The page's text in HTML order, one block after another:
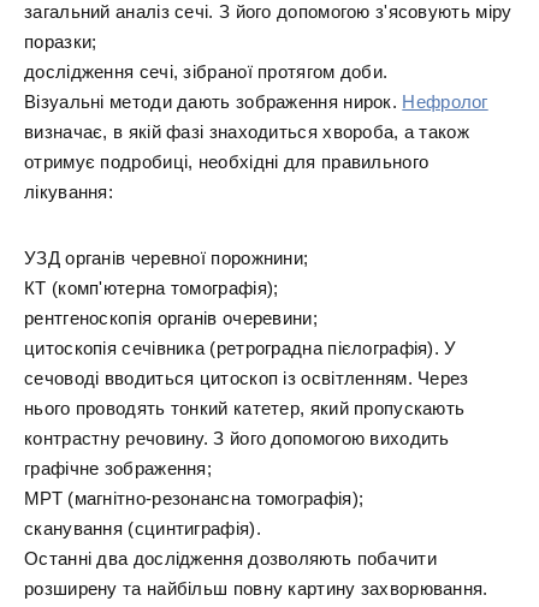
загальний аналіз сечі. З його допомогою з'ясовують міру
поразки;
дослідження сечі, зібраної протягом доби.
Візуальні методи дають зображення нирок. Нефролог
визначає, в якій фазі знаходиться хвороба, а також
отримує подробиці, необхідні для правильного
лікування:
УЗД органів черевної порожнини;
КТ (комп'ютерна томографія);
рентгеноскопія органів очеревини;
цитоскопія сечівника (ретроградна пієлографія). У
сечоводі вводиться цитоскоп із освітленням. Через
нього проводять тонкий катетер, який пропускають
контрастну речовину. З його допомогою виходить
графічне зображення;
МРТ (магнітно-резонансна томографія);
сканування (сцинтиграфія).
Останні два дослідження дозволяють побачити
розширену та найбільш повну картину захворювання.